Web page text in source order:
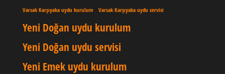
Varsak Karşıyaka uydu kurulum Varsak Karşıyaka uydu servisi
Yeni Doğan uydu kurulum
Yeni Doğan uydu servisi
Yeni Emek uydu kurulum